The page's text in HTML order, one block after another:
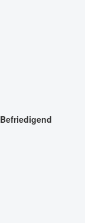
Befriedigend